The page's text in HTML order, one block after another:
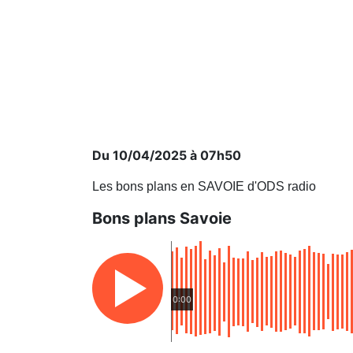
Du 10/04/2025 à 07h50
Les bons plans en SAVOIE d'ODS radio
Bons plans Savoie
0:00